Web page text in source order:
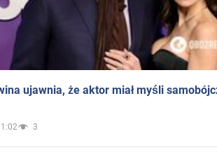
ujawnia, że aktor miał myśli
3